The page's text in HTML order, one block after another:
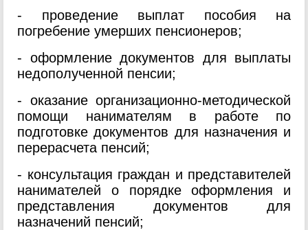
- проведение выплат пособия на
погребение умерших пенсионеров;
- оформление документов для выплаты
недополученной пенсии;
- оказание организационно-методической
помощи нанимателям в работе по
подготовке документов для назначения и
перерасчета пенсий;
- консультация граждан и представителей
нанимателей о порядке оформления и
представления документов для
назначений пенсий;